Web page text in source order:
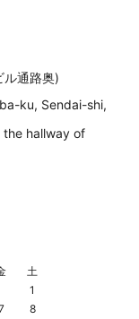
通路奥)
ku, Sendai-shi,
hallway of
土
1
8